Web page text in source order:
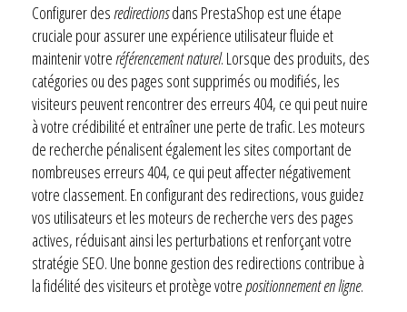
Configurer des redirectionsdans PrestaShop est une étape
cruciale pour assurer une expérience utilisateur fluide et
maintenir votre référencement naturel. Lorsque des produits, des
catégories ou des pages sont supprimés ou modifiés, les
visiteurs peuvent rencontrer des erreurs 404, ce qui peut nuire
à votre crédibilité et entraîner une perte de trafic. Les moteurs
de recherche pénalisent également les sites comportant de
nombreuses erreurs 404, ce qui peut affecter négativement
votre classement. En configurant des redirections, vous guidez
vos utilisateurs et les moteurs de recherche vers des pages
actives, réduisant ainsi les perturbations et renforçant votre
stratégie SEO. Une bonne gestion des redirections contribue à
la fidélité des visiteurs et protège votrepositionnement en ligne.